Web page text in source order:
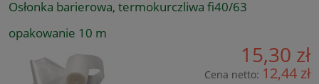
Osłonka barierowa, termokurczliwa fi40/63
opakowanie 10 m
15,30 zł
Cena netto: 12,44 zł